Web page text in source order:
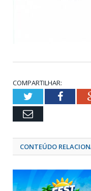
COMPARTILHAR:
Twitter
Email
CONTEÚDO